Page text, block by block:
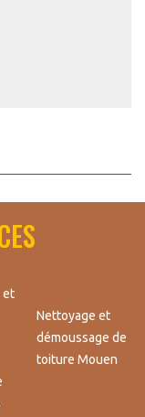
et
Nettoyage et
démoussage de
toiture Mouen